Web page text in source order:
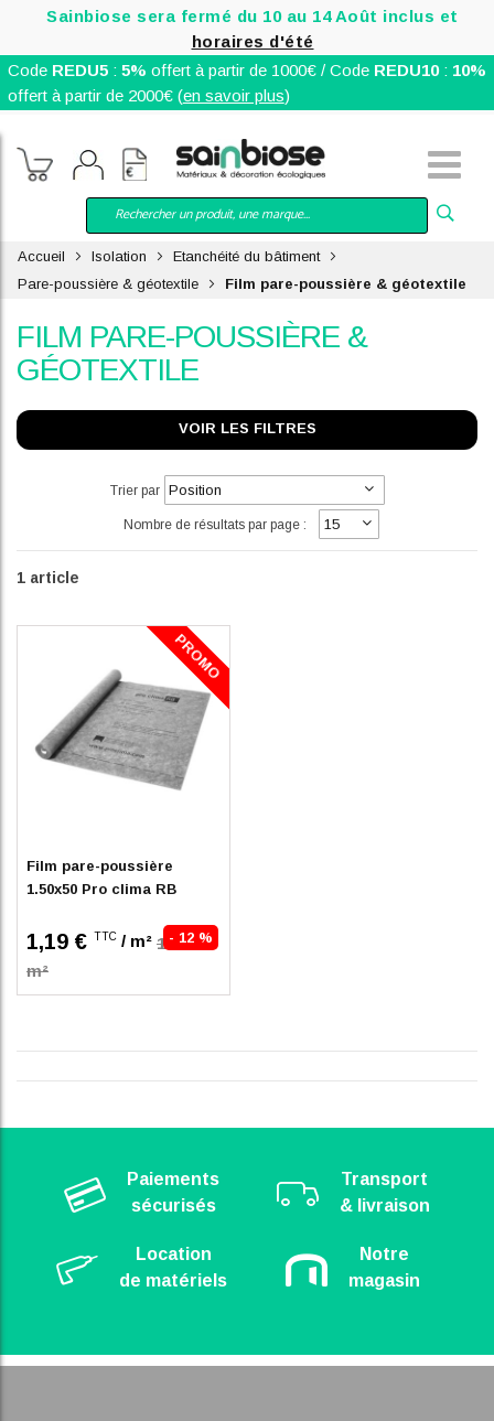
Sainbiose sera fermé du 10 au 14 Août inclus et
horaires d'été
Code REDU5: 5% offert à partir de 1000€ / Code REDU10: 10%
offert à partir de 2000€ (en savoir plus)
Accueil Isolation
Etanchéité du bâtiment
Pare-poussière & géotextile
Film pare-poussière & géotextile
FILM PARE-POUSSIÈRE &
GÉOTEXTILE
VOIR LES FILTRES
Trier par
Nombre de résultats par page :
1 article
PROMO
Film pare-poussière
1.50x50 Pro clima RB
- 12 %
1,19 € TTC / m² 1.35 /
m²
Paiements
sécurisés
Transport
& livraison
Location
de matériels
Notre
magasin